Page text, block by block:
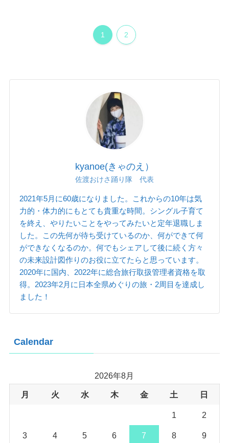
1 2
kyanoe(きゃのえ）
佐渡おけさ踊り隊 代表
2021年5月に60歳になりました。これからの10年は気
力的・体力的にもとても貴重な時間。シングル子育て
を終え、やりたいことをやってみたいと定年退職しま
した。この先何が待ち受けているのか、何ができて何
ができなくなるのか。何でもシェアして後に続く方々
の未来設計図作りのお役に立てたらと思っています。
2020年に国内、2022年に総合旅行取扱管理者資格を取
得。2023年2月に日本全県めぐりの旅・2周目を達成し
ました！
Calendar
2026年8月
月 火 水 木 金 土 日
1 2
3 4 5 6 7 8 9